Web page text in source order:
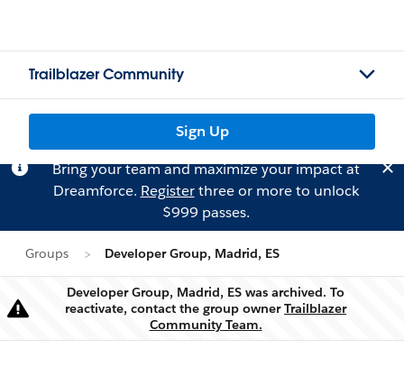
Trailblazer Community
Sign Up
Bring your team and maximize your impact at
Dreamforce. Registerthree or more to unlock
$999 passes.
Groups Developer Group, Madrid, ES
Warning
Developer Group, Madrid, ES was archived. To
reactivate, contact the group ownerTrailblazer
Community Team.